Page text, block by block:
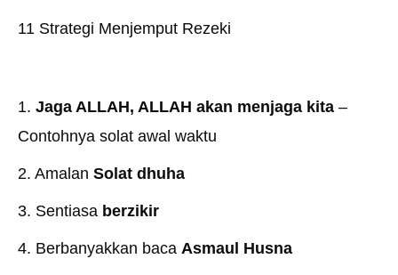
11 Strategi Menjemput Rezeki
1. Jaga ALLAH, ALLAH akan menjaga kita –
Contohnya solat awal waktu
2. Amalan Solat dhuha
3. Sentiasa berzikir
4. Berbanyakkan baca Asmaul Husna